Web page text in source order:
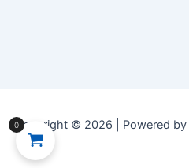
Copyright © 2026 | Powered by
0